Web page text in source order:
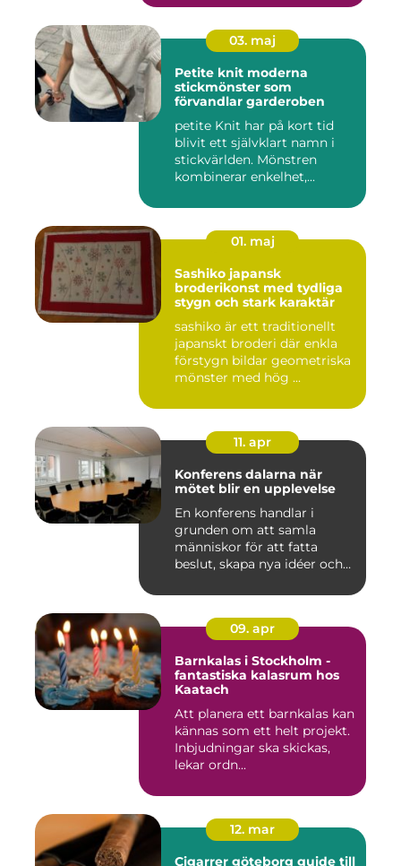
03. maj
Petite knit moderna
stickmönster som
förvandlar garderoben
petite Knit har på kort tid
blivit ett självklart namn i
stickvärlden. Mönstren
kombinerar enkelhet,...
01. maj
Sashiko japansk
broderikonst med tydliga
stygn och stark karaktär
sashiko är ett traditionellt
japanskt broderi där enkla
förstygn bildar geometriska
mönster med hög ...
11. apr
Konferens dalarna när
mötet blir en upplevelse
En konferens handlar i
grunden om att samla
människor för att fatta
beslut, skapa nya idéer och
09. apr
Barnkalas i Stockholm -
fantastiska kalasrum hos
Kaatach
Att planera ett barnkalas kan
kännas som ett helt projekt.
Inbjudningar ska skickas,
lekar ordn...
12. mar
Cigarrer göteborg guide till